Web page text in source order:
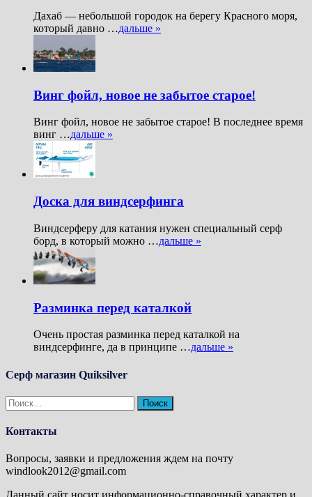
Дахаб — небольшой городок на берегу Красного моря,
который давно …дальше »
Винг фойл, новое не забытое старое!
Винг фойл, новое не забытое старое! В последнее время
винг …дальше »
Доска для виндсерфинга
Виндсерферу для катания нужен специальный серф
борд, в который можно …дальше »
Разминка перед каталкой
Очень простая разминка перед каталкой на
виндсерфинге, да в принципе …дальше »
Серф магазин Quiksilver
Найти:
Контакты
Вопросы, заявки и предложения ждем на почту
windlook2012@gmail.com